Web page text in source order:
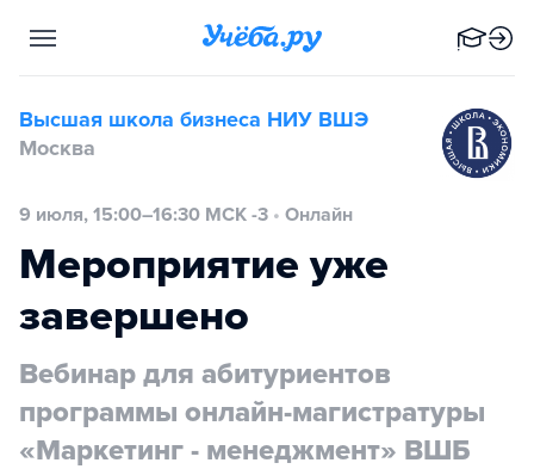
Высшая школа бизнеса НИУ ВШЭ
Москва
9 июля, 15:00–16:30 МСК -3 • Онлайн
Мероприятие уже
завершено
Вебинар для абитуриентов
программы онлайн-магистратуры
«Маркетинг - менеджмент» ВШБ